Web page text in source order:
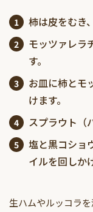
柿は皮をむき
モッツァレラ
す。
お皿に柿とモ
けます。
スプラウト（
塩と黒コショ
イルを回しか
生ハムやルッコラを